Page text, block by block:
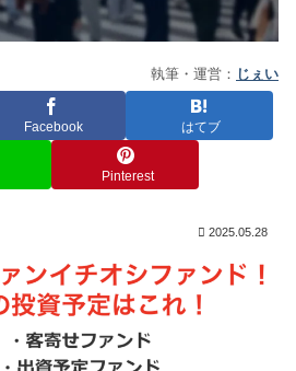
執筆・運営： じぇい
Facebook はてブ
Pinterest
2025.05.28